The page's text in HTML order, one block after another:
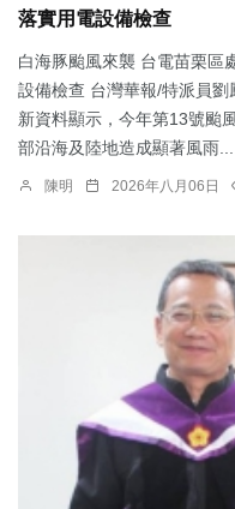
落實用電設備檢查
白海豚颱風來襲 台電苗栗區
設備檢查 台灣華報/特派員
新資料顯示，今年第13號颱
部沿海及陸地造成顯著風雨...
陳明 2026年八月06日